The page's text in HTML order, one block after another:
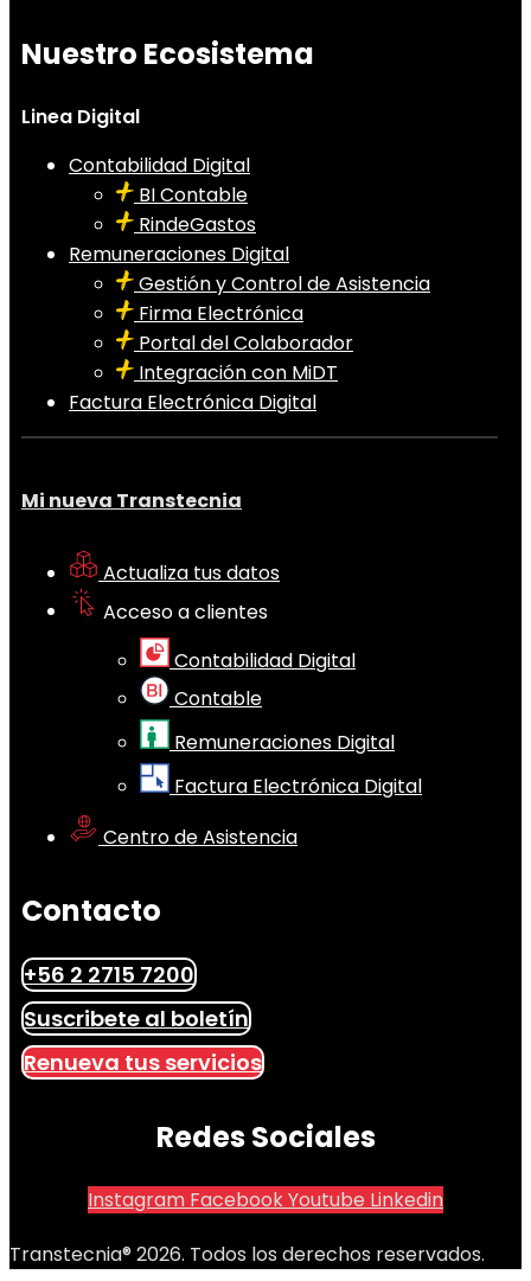
Nuestro Ecosistema
Linea Digital
Contabilidad Digital
BI Contable
RindeGastos
Remuneraciones Digital
Gestión y Control de Asistencia
Firma Electrónica
Portal del Colaborador
Integración con MiDT
Factura Electrónica Digital
Mi nueva Transtecnia
Actualiza tus datos
Acceso a clientes
Contabilidad Digital
Contable
Remuneraciones Digital
Factura Electrónica Digital
Centro de Asistencia
Contacto
+56 2 2715 7200
Suscribete al boletín
Renueva tus servicios
Redes Sociales
Instagram FacebookYoutube Linkedin
Transtecnia® 2026. Todos los derechos reservados.